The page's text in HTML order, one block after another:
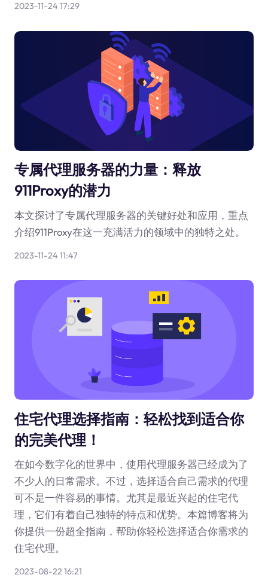
2023-11-24 17:29
专属代理服务器的力量：释放
911Proxy的潜力
本文探讨了专属代理服务器的关键好处和应用，重点
介绍911Proxy在这一充满活力的领域中的独特之处。
2023-11-24 11:47
住宅代理选择指南：轻松找到适合你
的完美代理！
在如今数字化的世界中，使用代理服务器已经成为了
不少人的日常需求。不过，选择适合自己需求的代理
可不是一件容易的事情。尤其是最近兴起的住宅代
理，它们有着自己独特的特点和优势。本篇博客将为
你提供一份超全指南，帮助你轻松选择适合你需求的
住宅代理。
2023-08-22 16:21